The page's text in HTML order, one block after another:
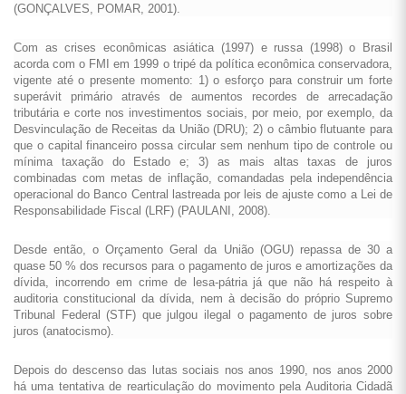
(GONÇALVES, POMAR, 2001).
Com as crises econômicas asiática (1997) e russa (1998) o Brasil
acorda com o FMI em 1999 o tripé da política econômica conservadora,
vigente até o presente momento: 1) o esforço para construir um forte
superávit primário através de aumentos recordes de arrecadação
tributária e corte nos investimentos sociais, por meio, por exemplo, da
Desvinculação de Receitas da União (DRU); 2) o câmbio flutuante para
que o capital financeiro possa circular sem nenhum tipo de controle ou
mínima taxação do Estado e; 3) as mais altas taxas de juros
combinadas com metas de inflação, comandadas pela independência
operacional do Banco Central lastreada por leis de ajuste como a Lei de
Responsabilidade Fiscal (LRF) (PAULANI, 2008).
Desde então, o Orçamento Geral da União (OGU) repassa de 30 a
quase 50 % dos recursos para o pagamento de juros e amortizações da
dívida, incorrendo em crime de lesa-pátria já que não há respeito à
auditoria constitucional da dívida, nem à decisão do próprio Supremo
Tribunal Federal (STF) que julgou ilegal o pagamento de juros sobre
juros (anatocismo).
Depois do descenso das lutas sociais nos anos 1990, nos anos 2000
há uma tentativa de rearticulação do movimento pela Auditoria Cidadã